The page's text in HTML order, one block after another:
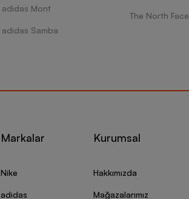
adidas Mont
adidas Samba
The North Face
Markalar
Nike
adidas
Kurumsal
Hakkımızda
Mağazalarımız